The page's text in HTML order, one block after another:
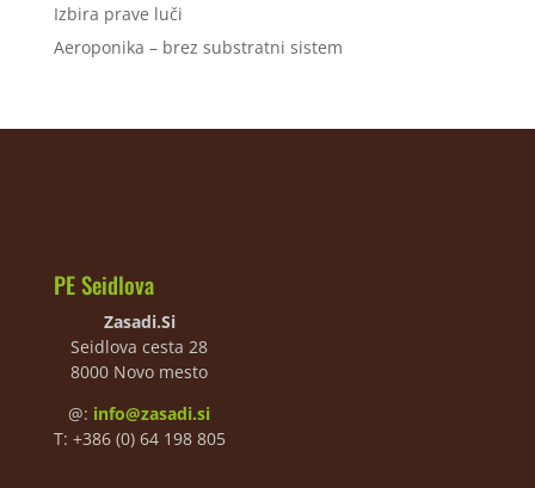
Izbira prave luči
Aeroponika – brez substratni sistem
PE Seidlova
Zasadi.Si
Seidlova cesta 28
8000 Novo mesto
@: info@zasadi.si
T: +386 (0) 64 198 805